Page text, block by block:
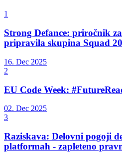
1
Strong Defance: priročnik
pripravila skupina Squad
16. Dec 2025
2
EU Code Week:
02. Dec 2025
3
Raziskava: Delovni pogoji
platformah - zapleteno